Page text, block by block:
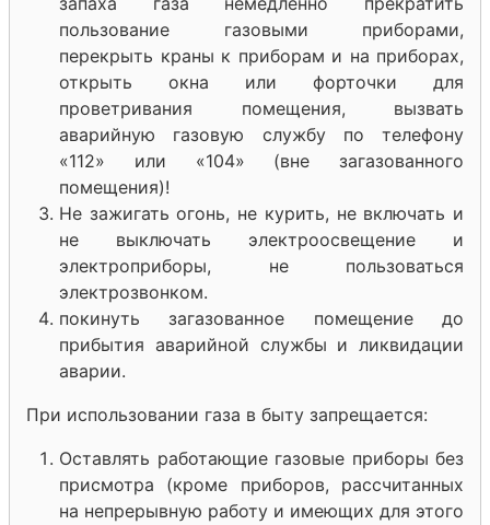
пользование газовыми приборами,
перекрыть краны к приборам и на приборах,
открыть окна или форточки для
проветривания помещения, вызвать
аварийную газовую службу по телефону
«112» или «104» (вне загазованного
помещения)!
Не зажигать огонь, не курить, не включать и
не выключать электроосвещение и
электроприборы, не пользоваться
электрозвонком.
покинуть загазованное помещение до
прибытия аварийной службы и ликвидации
аварии.
При использовании газа в быту запрещается:
Оставлять работающие газовые приборы без
присмотра (кроме приборов, рассчитанных
на непрерывную работу и имеющих для этого